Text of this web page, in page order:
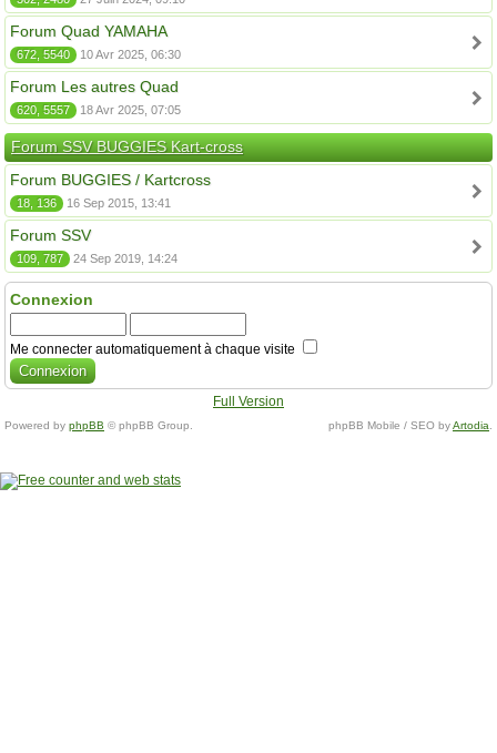
Forum Quad YAMAHA
672, 5540 10 Avr 2025, 06:30
Forum Les autres Quad
620, 5557 18 Avr 2025, 07:05
Forum SSV BUGGIES Kart-cross
Forum BUGGIES / Kartcross
18, 136 16 Sep 2015, 13:41
Forum SSV
109, 787 24 Sep 2019, 14:24
Connexion
Me connecter automatiquement à chaque visite
Full Version
Powered by phpBB © phpBB Group. phpBB Mobile / SEO byArtodia